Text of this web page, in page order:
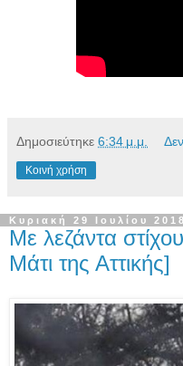
Δημοσιεύτηκε 6:34 μ.μ.
Κοινή χρήση
Κυριακή 29 Ιουλίου 2018
Με λεζάντα
Μάτι της Αττικής]